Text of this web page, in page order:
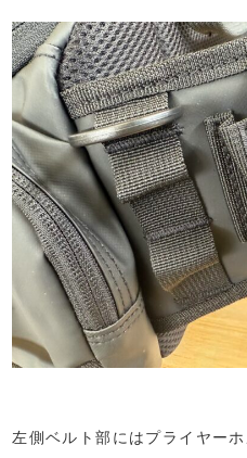
左側ベルト部にはプライヤー